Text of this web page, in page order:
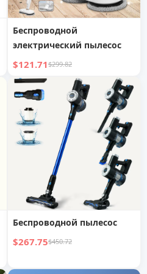
Беспроводной
электрический пылесос
$121.71$299.82
Беспроводной пылесос
$267.75$450.72